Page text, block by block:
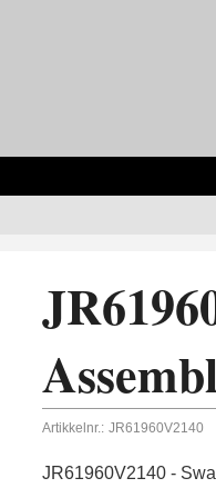
Artikkelnr.: JR61960V2140
JR61960V2140 -